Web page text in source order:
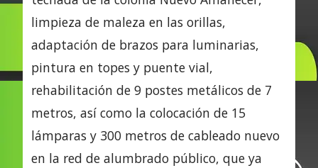
limpieza de maleza en las orillas,
adaptación de brazos para luminarias,
pintura en topes y puente vial,
rehabilitación de 9 postes metálicos de 7
metros, así como la colocación de 15
lámparas y 300 metros de cableado nuevo
en la red de alumbrado público, que ya